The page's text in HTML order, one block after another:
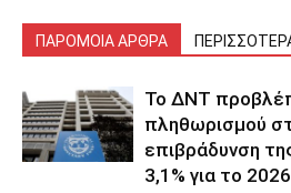
ΠΑΡΟΜΟΙΑ ΑΡΘΡΑ
Το ΔΝΤ
πληθωρισμού
επιβράδυνση
3,1% για το 2026